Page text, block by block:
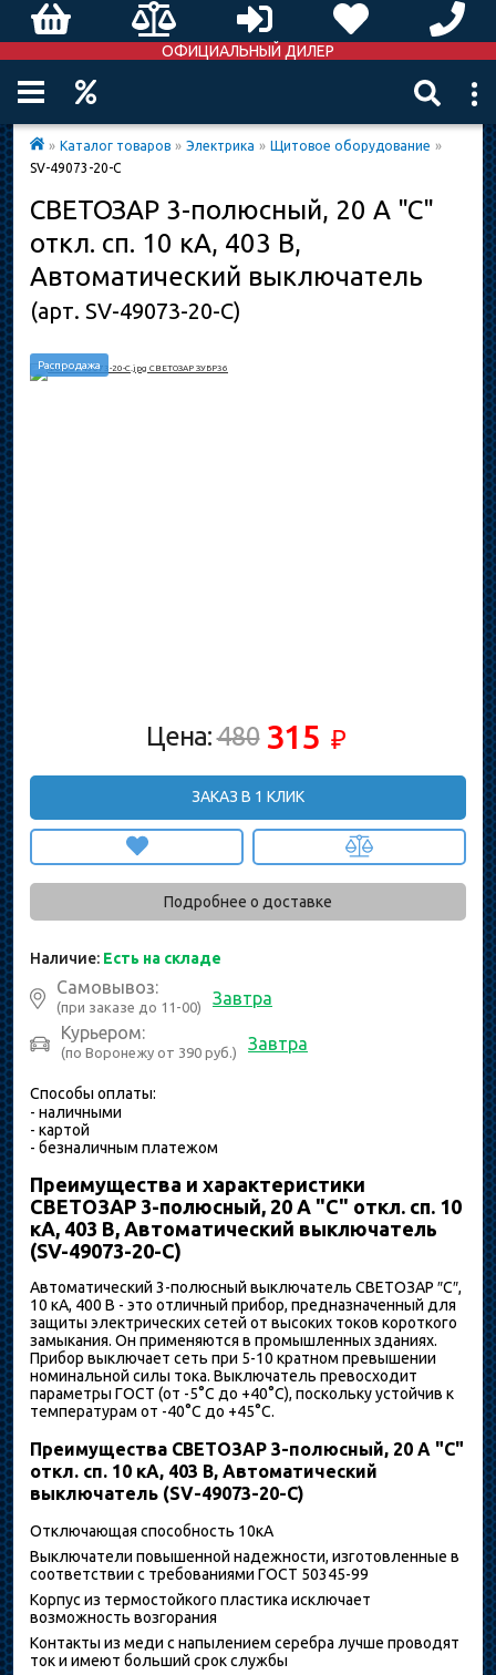
ОФИЦИАЛЬНЫЙ ДИЛЕР
» Каталог товаров » Электрика » Щитовое оборудование »
SV-49073-20-C
СВЕТОЗАР 3-полюсный, 20 A "C"
откл. сп. 10 кА, 403 В,
Автоматический выключатель
(арт. SV-49073-20-C)
Распродажа
Цена:480 315 ₽
ЗАКАЗ В 1 КЛИК
Подробнее о доставке
Наличие: Есть на складе
Самовывоз:
(при заказе до 11-00)
Завтра
Курьером:
(по Воронежу от 390 руб.) Завтра
Способы оплаты:
- наличными
- картой
- безналичным платежом
Преимущества и характеристики
СВЕТОЗАР 3-полюсный, 20 A "C" откл. сп. 10
кА, 403 В, Автоматический выключатель
(SV-49073-20-C)
Автоматический 3-полюсный выключатель СВЕТОЗАР ″C″,
10 кА, 400 В - это отличный прибор, предназначенный для
защиты электрических сетей от высоких токов короткого
замыкания. Он применяются в промышленных зданиях.
Прибор выключает сеть при 5-10 кратном превышении
номинальной силы тока. Выключатель превосходит
параметры ГОСТ (от -5°С до +40°С), поскольку устойчив к
температурам от -40°С до +45°С.
Преимущества СВЕТОЗАР 3-полюсный, 20 A "C"
откл. сп. 10 кА, 403 В, Автоматический
выключатель (SV-49073-20-C)
Отключающая способность 10кА
Выключатели повышенной надежности, изготовленные в
соответствии с требованиями ГОСТ 50345-99
Корпус из термостойкого пластика исключает
возможность возгорания
Контакты из меди с напылением серебра лучше проводят
ток и имеют больший срок службы